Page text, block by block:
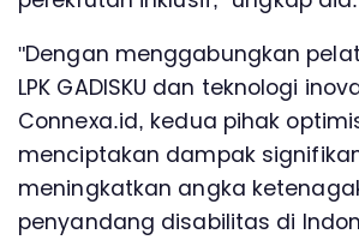
"Dengan menggabungkan
LPK GADISKU dan teknologi
Connexa.id, kedua pihak
menciptakan dampak
meningkatkan angka
penyandang disabilitas di